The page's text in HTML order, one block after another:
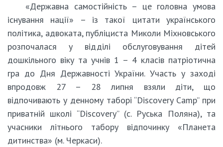
«Державна самостійність – це головна умова
існування нації» – із такої цитати українського
політика, адвоката, публіциста Миколи Міхновського
розпочалася у відділі обслуговування дітей
дошкільного віку та учнів 1 – 4 класів патріотична
гра до Дня Державності України. Участь у заході
впродовж 27 – 28 липня взяли діти, що
відпочивають у денному таборі “Discovery Camp” при
приватній школі “Discovery” (c. Руська Поляна), та
учасники літнього табору відпочинку «Планета
дитинства» (м. Черкаси).